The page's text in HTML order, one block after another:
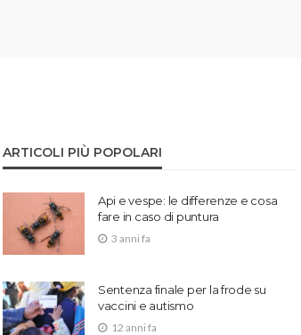
ARTICOLI PIÙ POPOLARI
Api e vespe: le differenze e cosa
fare in caso di puntura
3 anni fa
Sentenza finale per la frode su
vaccini e autismo
12 anni fa